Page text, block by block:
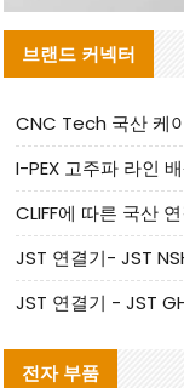
브랜드 커넥터
I-PEX 고주파 라인
CLIFF에 따른 국산
전자 부품